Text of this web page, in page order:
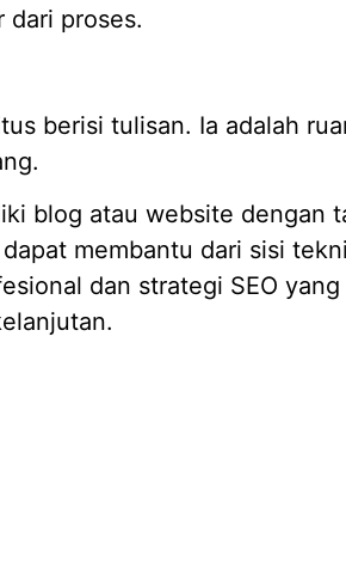
dari proses.
berisi tulisan. Ia adalah
blog atau website dengan
dapat membantu dari sisi
dan strategi SEO